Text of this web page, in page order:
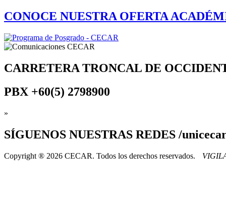
CONOCE NUESTRA OFERTA
CARRETERA TRONCAL DE
PBX +60(5) 2798900
»
SÍGUENOS NUESTRAS REDES /
Copyright ® 2026 CECAR. Todos los derechos reservados.